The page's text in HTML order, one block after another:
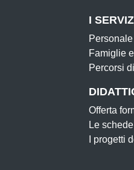
I
Famiglie
Percorsi
Offerta
Le
I progetti